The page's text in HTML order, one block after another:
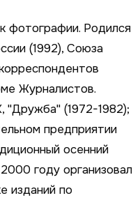
фотографии. Родился
(1992), Союза
Журналистов.
"Дружба" (1972-1982);
предприятии
осенний
году организовал
изданий по